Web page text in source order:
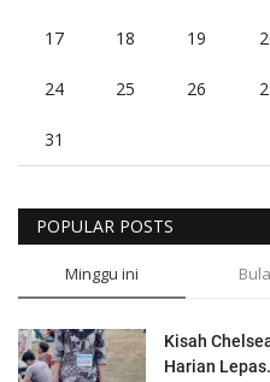
17 18 19
24 25 26
31
POPULAR POSTS
Minggu ini
Kisah
Harian